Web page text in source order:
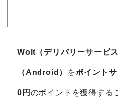
Wolt（デリバリーサービ
（Android） をポイント
0円 のポイントを獲得する